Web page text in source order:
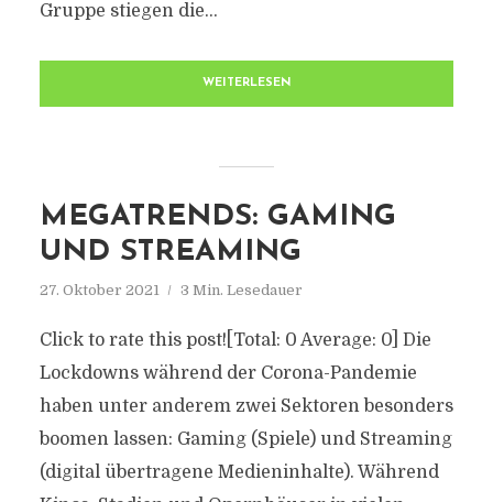
Gruppe stiegen die...
WEITERLESEN
MEGATRENDS: GAMING
UND STREAMING
27. Oktober 2021 3 Min. Lesedauer
Click to rate this post![Total: 0 Average: 0] Die
Lockdowns während der Corona-Pandemie
haben unter anderem zwei Sektoren besonders
boomen lassen: Gaming (Spiele) und Streaming
(digital übertragene Medieninhalte). Während